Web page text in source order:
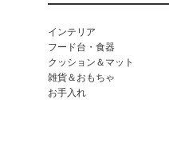
インテリア
フード台・食器
クッション＆マット
雑貨＆おもちゃ
お手入れ